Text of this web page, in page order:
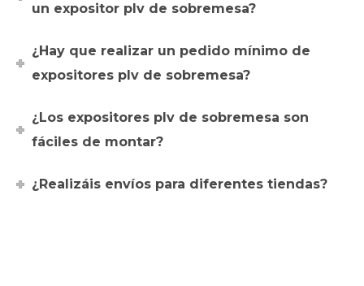
un expositor plv de sobremesa?
¿Hay que realizar un pedido mínimo de
expositores plv de sobremesa?
¿Los expositores plv de sobremesa son
fáciles de montar?
¿Realizáis envíos para diferentes tiendas?